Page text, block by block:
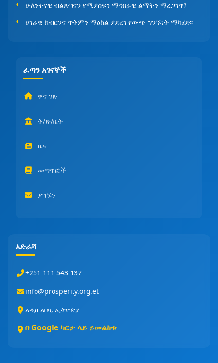
ሁለንተናዊ ብልጽግናን የሚያሰፍን ማኅበራዊ ልማትን ማረጋገጥ፤
ሀገራዊ ክብርንና ጥቅምን ማዕከል ያደረገ የውጭ ግንኙነት ማካሄድ፡፡
ፈጣን አገናኞች
ዋና ገጽ
ቅ/ጽ/ቤት
ዜና
መጣጥፎች
ያግኙን
አድራሻ
+251 111 543 137
info@prosperity.org.et
አዲስ አበባ, ኢትዮጵያ
በ Google ካርታ ላይ ይመልከቱ